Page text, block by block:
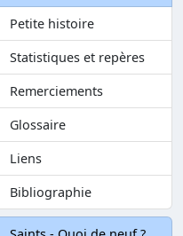
Petite histoire
Statistiques et repères
Remerciements
Glossaire
Liens
Bibliographie